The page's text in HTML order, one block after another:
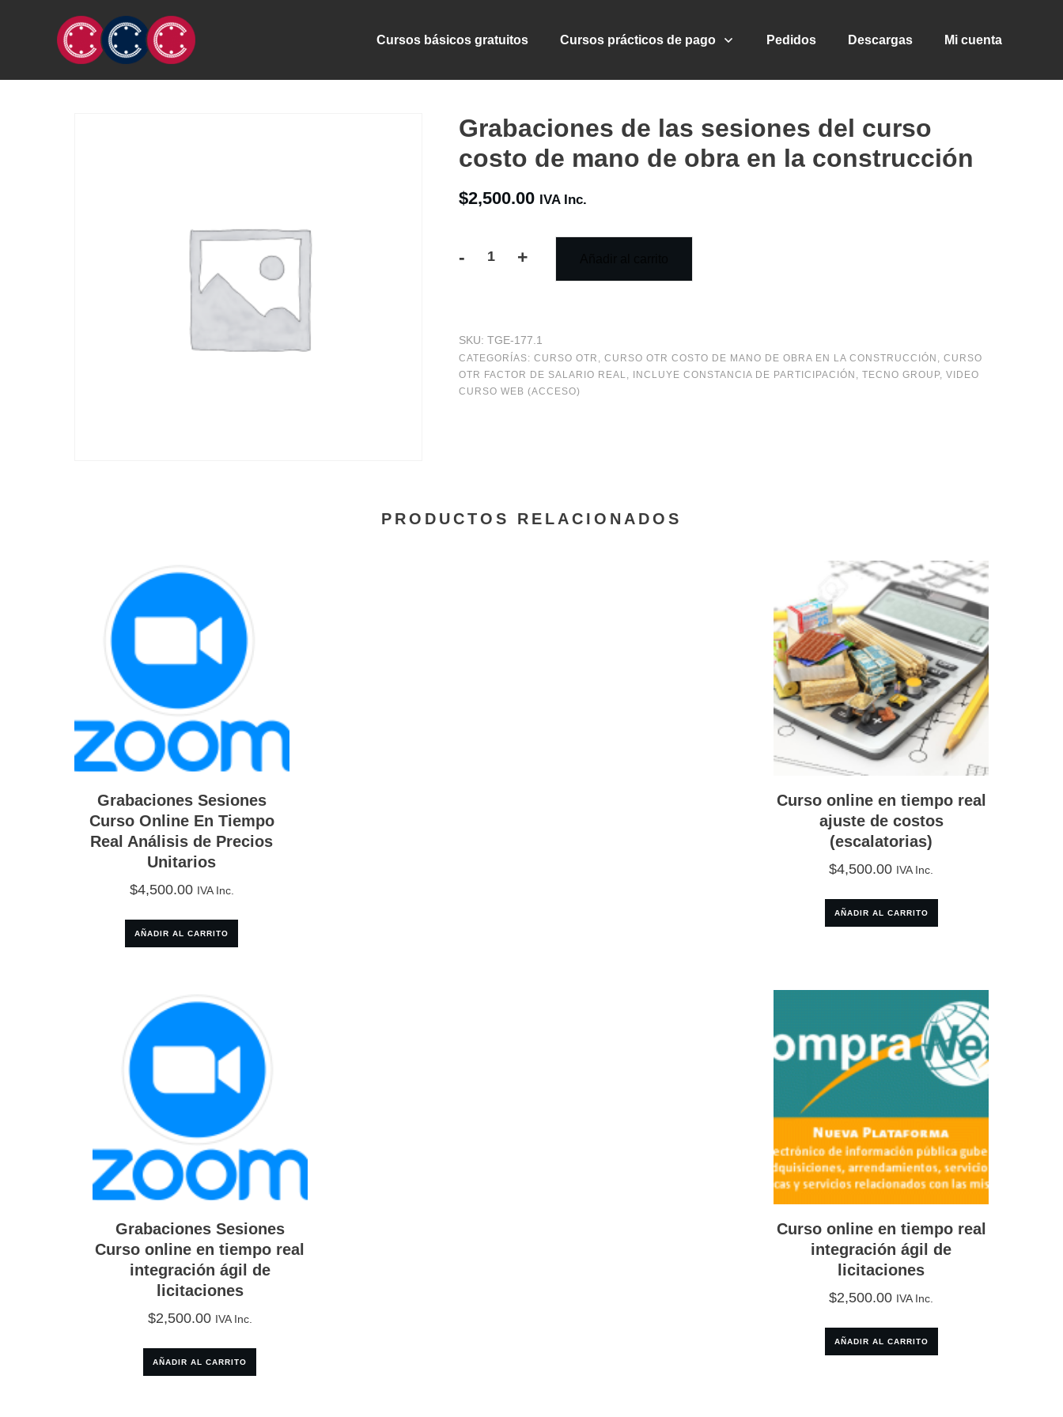
Cursos básicos gratuitos Cursos prácticos de pago Pedidos Descargas Mi cuenta
Grabaciones de las sesiones del curso
costo de mano de obra en la construcción
$2,500.00 IVA Inc.
-
sesiones
del
de
+
SKU:TGE-177.1
CATEGORÍAS:CURSO OTR ,CURSO OTR COSTO DE MANO DE OBRA EN LA CONSTRUCCIÓN ,CURSO
OTR FACTOR DE SALARIO REAL, INCLUYE CONSTANCIA DE PARTICIPACIÓN ,TECNO GROUP,VIDEO
CURSO WEB (ACCESO)
PRODUCTOS RELACIONADOS
Grabaciones Sesiones
Curso Online En Tiempo
Real Análisis de Precios
Unitarios
$4,500.00 IVA Inc.
AÑADIR AL CARRITO
Curso online en tiempo real
ajuste de costos
(escalatorias)
$4,500.00 IVA Inc.
AÑADIR AL CARRITO
Grabaciones Sesiones
Curso online en tiempo real
integración ágil de
licitaciones
$2,500.00 IVA Inc.
AÑADIR AL CARRITO
Curso online en tiempo real
integración ágil de
licitaciones
$2,500.00 IVA Inc.
AÑADIR AL CARRITO